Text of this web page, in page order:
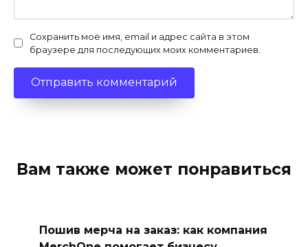
Сохранить моё имя, email и адрес сайта в этом
браузере для последующих моих комментариев.
Вам также может понравиться
Пошив мерча на заказ: как компания